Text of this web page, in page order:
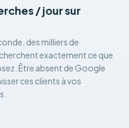
/ jour sur
des milliers de
exactement ce que
Être absent de Google
ces clients à vos